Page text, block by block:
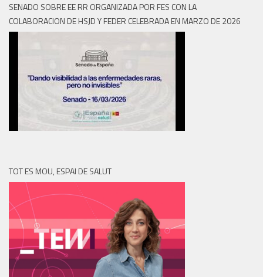
SENADO SOBRE EE RR ORGANIZADA POR FES CON LA
COLABORACION DE HSJD Y FEDER CELEBRADA EN MARZO DE 2026
TOT ES MOU, ESPAI DE SALUT